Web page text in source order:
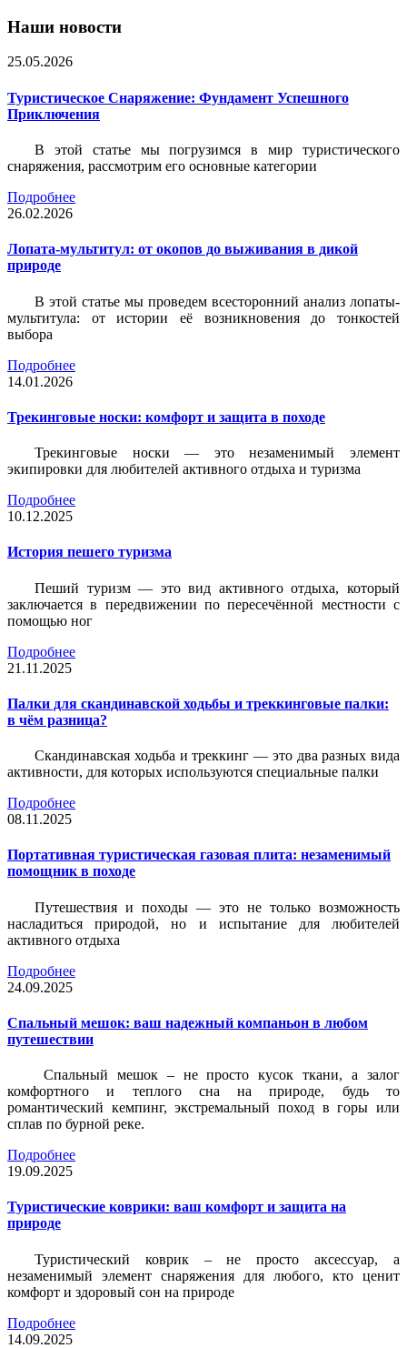
Наши новости
25.05.2026
Туристическое Снаряжение: Фундамент Успешного
Приключения
В этой статье мы погрузимся в мир туристического
снаряжения, рассмотрим его основные категории
Подробнее
26.02.2026
Лопата-мультитул: от окопов до выживания в дикой
природе
В этой статье мы проведем всесторонний анализ лопаты-
мультитула: от истории её возникновения до тонкостей
выбора
Подробнее
14.01.2026
Трекинговые носки: комфорт и защита в походе
Трекинговые носки — это незаменимый элемент
экипировки для любителей активного отдыха и туризма
Подробнее
10.12.2025
История пешего туризма
Пеший туризм — это вид активного отдыха, который
заключается в передвижении по пересечённой местности с
помощью ног
Подробнее
21.11.2025
Палки для скандинавской ходьбы и треккинговые палки:
в чём разница?
Скандинавская ходьба и треккинг — это два разных вида
активности, для которых используются специальные палки
Подробнее
08.11.2025
Портативная туристическая газовая плита: незаменимый
помощник в походе
Путешествия и походы — это не только возможность
насладиться природой, но и испытание для любителей
активного отдыха
Подробнее
24.09.2025
Спальный мешок: ваш надежный компаньон в любом
путешествии
Спальный мешок – не просто кусок ткани, а залог
комфортного и теплого сна на природе, будь то
романтический кемпинг, экстремальный поход в горы или
сплав по бурной реке.
Подробнее
19.09.2025
Туристические коврики: ваш комфорт и защита на
природе
Туристический коврик – не просто аксессуар, а
незаменимый элемент снаряжения для любого, кто ценит
комфорт и здоровый сон на природе
Подробнее
14.09.2025